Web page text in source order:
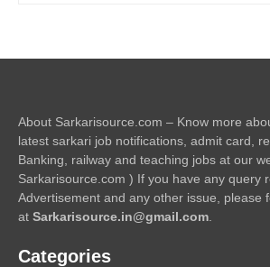
About Sarkarisource.com – Know more
latest sarkari job notifications, admit card,
Banking, railway and teaching jobs at our
Sarkarisource.com ) If you have any query
Advertisement and any other issue, please
at Sarkarisource.in@gmail.com
Categories